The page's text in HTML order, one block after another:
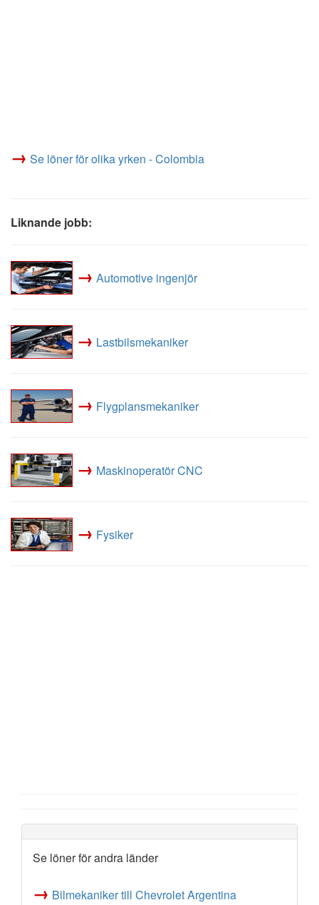
→ Se löner för olika yrken - Colombia
Liknande jobb:
→ Automotive ingenjör
→ Lastbilsmekaniker
→ Flygplansmekaniker
→ Maskinoperatör CNC
→ Fysiker
Se löner för andra länder
→ Bilmekaniker till Chevrolet Argentina